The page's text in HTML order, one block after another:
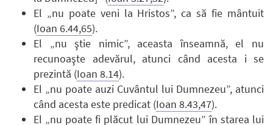
El „nu poate veni la Hristos”, ca să fie mântuit
(Ioan 6.44,65).
El „nu ştie nimic”, aceasta înseamnă, el nu
recunoaşte adevărul, atunci când acesta i se
prezintă (Ioan 8.14).
El „nu poate auzi Cuvântul lui Dumnezeu”, atunci
când acesta este predicat (Ioan 8.43,47).
El „nu poate fi plăcut lui Dumnezeu” în starea lui